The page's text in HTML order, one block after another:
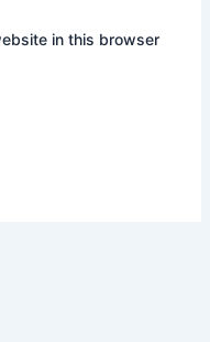
in this browser